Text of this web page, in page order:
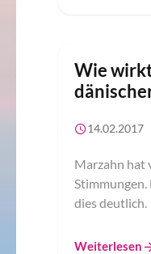
Wie
14.02.2017
Marzahn hat
Stimmungen.
dies deutlich.
Weiterlesen